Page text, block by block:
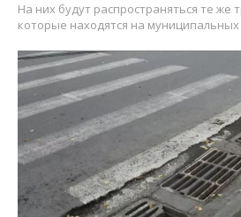
На них будут распространяться те же
которые находятся на муниципальных